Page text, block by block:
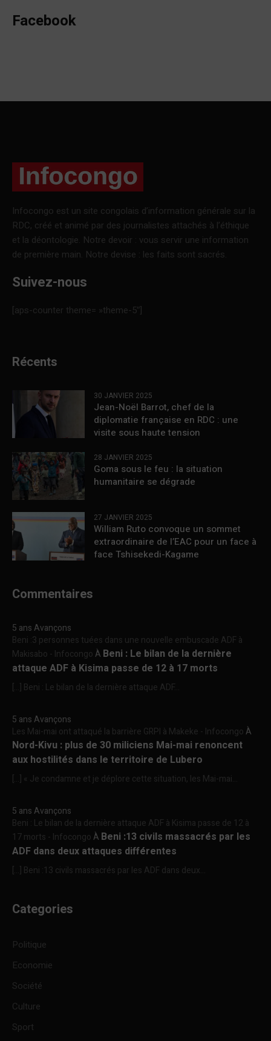
Facebook
Infocongo est un site congolais d’information générale sur la
RDC, créé et animé par des journalistes attachés à l’éthique
et la déontologie. Notre devoir : vous servir une information
de première main. Notre devise : les faits sont sacrés.
Suivez-nous
[aps-counter theme= »theme-5″]
Récents
30 JANVIER 2025
Jean-Noël Barrot, chef de la
diplomatie française en RDC : une
visite sous haute tension
28 JANVIER 2025
Goma sous le feu : la situation
humanitaire se dégrade
27 JANVIER 2025
William Ruto convoque un sommet
extraordinaire de l’EAC pour un face à
face Tshisekedi-Kagame
Commentaires
5 ans Avançons
Beni :3 personnes tuées dans une nouvelle embuscade ADF à
Makisabo - InfocongoÀ Beni : Le bilan de la dernière
attaque ADF à Kisima passe de 12 à 17 morts
[…] Beni : Le bilan de la dernière attaque ADF...
5 ans Avançons
Les Mai-mai ont attaqué la barrière GRPI à Makeke - InfocongoÀ
Nord-Kivu : plus de 30 miliciens Mai-mai renoncent
aux hostilités dans le territoire de Lubero
[…] « Je condamne et je déplore cette situation, les Mai-mai...
5 ans Avançons
Beni : Le bilan de la dernière attaque ADF à Kisima passe de 12 à
17 morts - InfocongoÀ Beni :13 civils massacrés par les
ADF dans deux attaques différentes
[…] Beni :13 civils massacrés par les ADF dans deux...
Categories
Politique
Economie
Société
Culture
Sport